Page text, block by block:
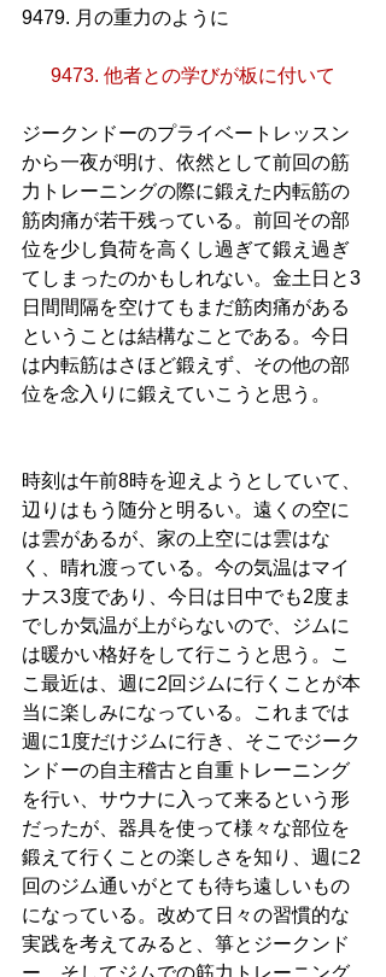
9479. 月の重力のように
9473. 他者との学びが板に付いて
ジークンドーのプライベートレッスン
から一夜が明け、依然として前回の筋
力トレーニングの際に鍛えた内転筋の
筋肉痛が若干残っている。前回その部
位を少し負荷を高くし過ぎて鍛え過ぎ
てしまったのかもしれない。金土日と3
日間間隔を空けてもまだ筋肉痛がある
ということは結構なことである。今日
は内転筋はさほど鍛えず、その他の部
位を念入りに鍛えていこうと思う。
時刻は午前8時を迎えようとしていて、
辺りはもう随分と明るい。遠くの空に
は雲があるが、家の上空には雲はな
く、晴れ渡っている。今の気温はマイ
ナス3度であり、今日は日中でも2度ま
でしか気温が上がらないので、ジムに
は暖かい格好をして行こうと思う。こ
こ最近は、週に2回ジムに行くことが本
当に楽しみになっている。これまでは
週に1度だけジムに行き、そこでジーク
ンドーの自主稽古と自重トレーニング
を行い、サウナに入って来るという形
だったが、器具を使って様々な部位を
鍛えて行くことの楽しさを知り、週に2
回のジム通いがとても待ち遠しいもの
になっている。改めて日々の習慣的な
実践を考えてみると、箏とジークンド
ー、そしてジムでの筋力トレーニング